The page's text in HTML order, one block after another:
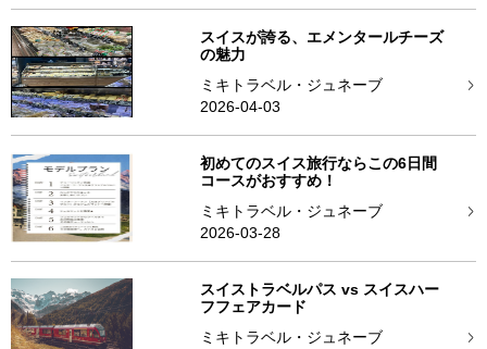
スイスが誇る、エメンタールチーズ
の魅力
ミキトラベル・ジュネーブ
2026-04-03
初めてのスイス旅行ならこの6日間
コースがおすすめ！
ミキトラベル・ジュネーブ
2026-03-28
スイストラベルパス vs スイスハー
フフェアカード
ミキトラベル・ジュネーブ